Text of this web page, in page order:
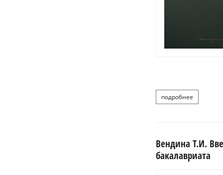
подробнее
Вендина Т.И.
бакалавриата